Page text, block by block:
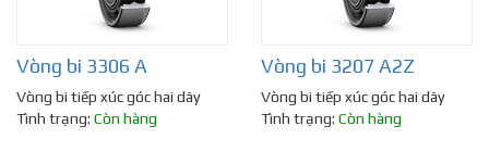
Vòng bi 3306 A
Vòng bi tiếp xúc góc hai dãy
Tình trạng: Còn hàng
Vòng bi 3207 A2Z
Vòng bi tiếp xúc góc hai dãy
Tình trạng: Còn hàng